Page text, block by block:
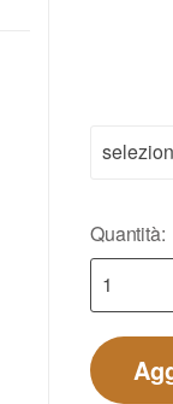
Quantità: